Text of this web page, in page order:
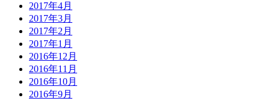
2017年4月
2017年3月
2017年2月
2017年1月
2016年12月
2016年11月
2016年10月
2016年9月